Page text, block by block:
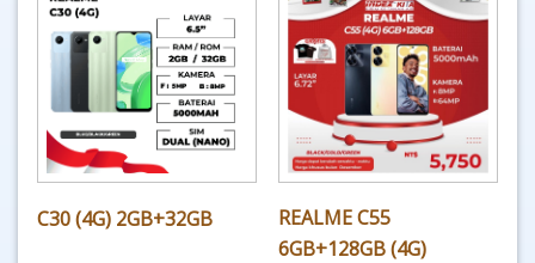
C30 (4G) 2GB+32GB
REALME C55
6GB+128GB (4G)